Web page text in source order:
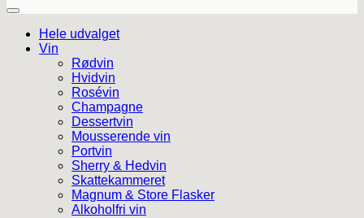
Hele udvalget
Vin
Rødvin
Hvidvin
Rosévin
Champagne
Dessertvin
Mousserende vin
Portvin
Sherry & Hedvin
Skattekammeret
Magnum & Store Flasker
Alkoholfri vin